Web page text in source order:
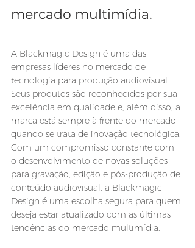
mercado multimídia.
A Blackmagic Design é uma das
empresas líderes no mercado de
tecnologia para produção audiovisual.
Seus produtos são reconhecidos por sua
excelência em qualidade e, além disso, a
marca está sempre à frente do mercado
quando se trata de inovação tecnológica.
Com um compromisso constante com
o desenvolvimento de novas soluções
para gravação, edição e pós-produção de
conteúdo audiovisual, a Blackmagic
Design é uma escolha segura para quem
deseja estar atualizado com as últimas
tendências do mercado multimídia.